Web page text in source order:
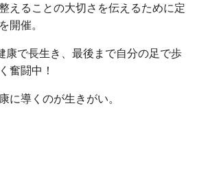
えることの大切さを伝えるために定
開催。
康で長生き、最後まで自分の足で歩
奮闘中！
に導くのが生きがい。